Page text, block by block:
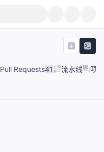
Pull Requests41 流水线 项